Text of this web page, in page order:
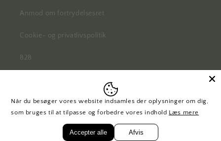
Anmod om fortrydelsesret
Cookie- og privatlivspolitik
B2B
FacebookInstagramPinterest
© 2026, H. Skjalm P.
Når du besøger vores website indsamles der oplysninger om dig,
som bruges til at tilpasse og forbedre vores indhold Læs mere
Accepter alle Afvis